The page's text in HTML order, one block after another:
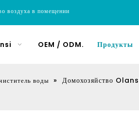
воздуха в помещении
OEM / ODM. Продукты
воды » Домохозяйство